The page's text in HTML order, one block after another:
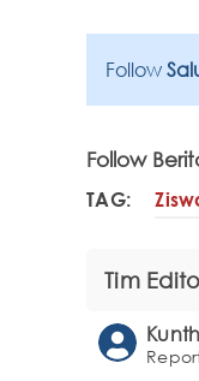
Follow
Follow
TAG:
Tim